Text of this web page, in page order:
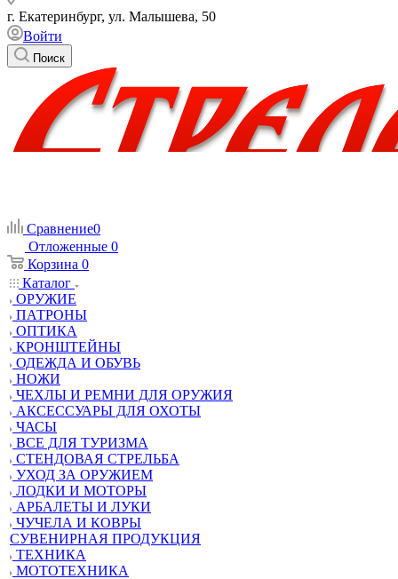
г. Екатеринбург, ул. Малышева, 50
Войти
Поиск
Сравнение0
Отложенные 0
Корзина 0
Каталог
ОРУЖИЕ
ПАТРОНЫ
ОПТИКА
КРОНШТЕЙНЫ
ОДЕЖДА И ОБУВЬ
НОЖИ
ЧЕХЛЫ И РЕМНИ ДЛЯ ОРУЖИЯ
АКСЕССУАРЫ ДЛЯ ОХОТЫ
ЧАСЫ
ВСЕ ДЛЯ ТУРИЗМА
СТЕНДОВАЯ СТРЕЛЬБА
УХОД ЗА ОРУЖИЕМ
ЛОДКИ И МОТОРЫ
АРБАЛЕТЫ И ЛУКИ
ЧУЧЕЛА И КОВРЫ
СУВЕНИРНАЯ ПРОДУКЦИЯ
ТЕХНИКА
МОТОТЕХНИКА